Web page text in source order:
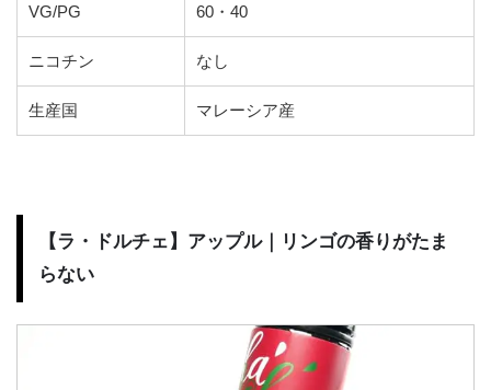
VG/PG 60・40
ニコチン なし
生産国 マレーシア産
【ラ・ドルチェ】アップル｜リンゴの香りがたま
らない